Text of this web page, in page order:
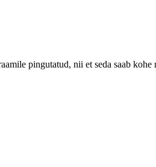
pingutatud, nii et seda saab kohe